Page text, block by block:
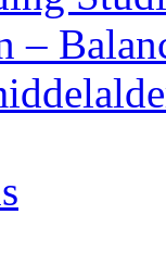
–